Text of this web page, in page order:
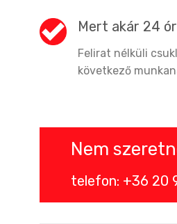
Mert akár 24
Felirat nélküli
következő
Nem
telefon: +36 20